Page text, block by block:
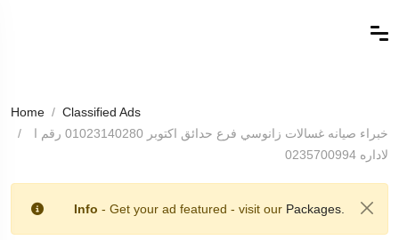
Home
Classified Ads
خبراء صيانه غسالات زانوسي فرع حدائق اكتوبر 01023140280 رقم ا
لاداره 0235700994
Info - Get your ad featured - visit our Packages.